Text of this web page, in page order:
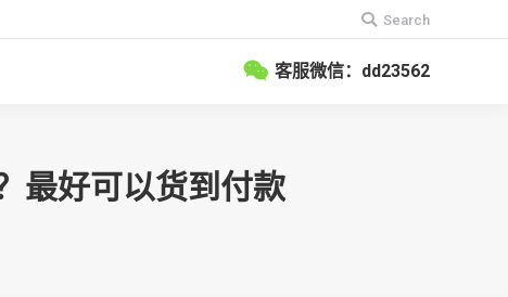
搜
索：
Search
客服微信：dd23562
最好可以货到付款